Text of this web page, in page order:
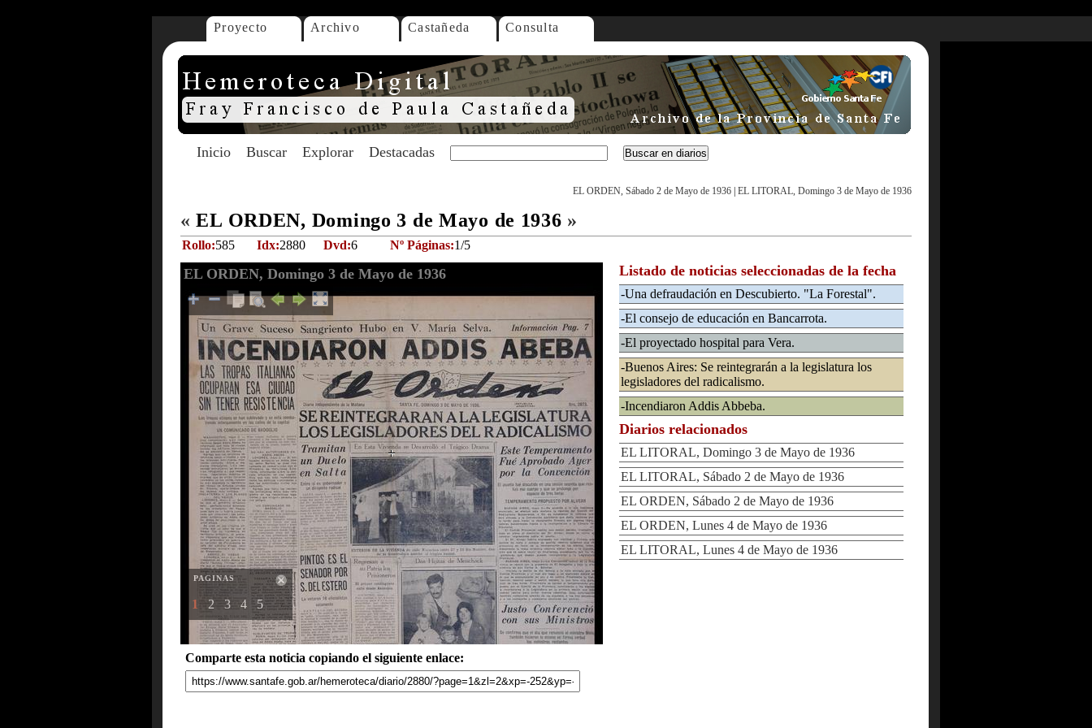
Proyecto Archivo Castañeda Consulta
Inicio Buscar Explorar Destacadas
EL ORDEN, Sábado 2 de Mayo de 1936 EL LITORAL, Domingo 3 de Mayo de 1936
« EL ORDEN, Domingo 3 de Mayo de 1936 »
Rollo:585 Idx:2880 Dvd:6 Nº Páginas:1/5
EL ORDEN, Domingo 3 de Mayo de 1936
PAGINAS
1 2 3 4 5
Comparte esta noticia copiando el siguiente enlace:
Listado de noticias seleccionadas de la fecha
-Una defraudación en Descubierto. "La Forestal".
-El consejo de educación en Bancarrota.
-El proyectado hospital para Vera.
-Buenos Aires: Se reintegrarán a la legislatura los
legisladores del radicalismo.
-Incendiaron Addis Abbeba.
Diarios relacionados
EL LITORAL, Domingo 3 de Mayo de 1936
EL LITORAL, Sábado 2 de Mayo de 1936
EL ORDEN, Sábado 2 de Mayo de 1936
EL ORDEN, Lunes 4 de Mayo de 1936
EL LITORAL, Lunes 4 de Mayo de 1936